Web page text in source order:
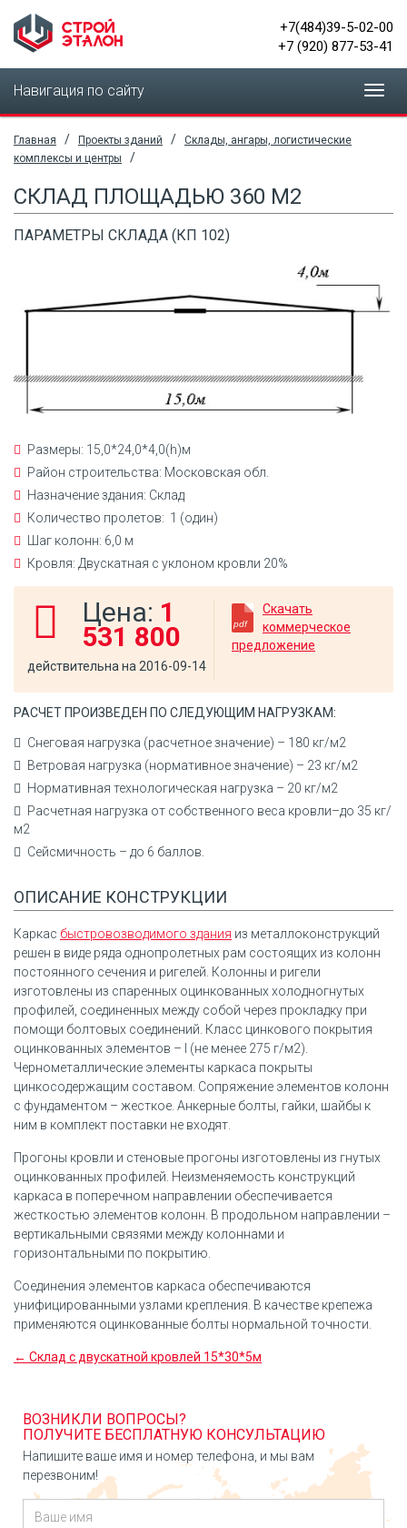
+7(484)39-5-02-00
+7 (920) 877-53-41
Навигация по сайту
Главная / Проекты зданий / Склады, ангары, логистические
комплексы и центры
/
СКЛАД ПЛОЩАДЬЮ 360 М2
ПАРАМЕТРЫ СКЛАДА (КП 102)
Размеры: 15,0*24,0*4,0(h)м
Район строительства: Московская обл.
Назначение здания: Склад
Количество пролетов: 1 (один)
Шаг колонн: 6,0 м
Кровля: Двускатная с уклоном кровли 20%
Цена: 1
531 800
действительна на 2016-09-14
Скачать
коммерческое
предложение
РАСЧЕТ ПРОИЗВЕДЕН ПО СЛЕДУЮЩИМ НАГРУЗКАМ:
Снеговая нагрузка (расчетное значение) – 180 кг/м2
Ветровая нагрузка (нормативное значение) – 23 кг/м2
Нормативная технологическая нагрузка – 20 кг/м2
Расчетная нагрузка от собственного веса кровли–до 35 кг/
м2
Сейсмичность – до 6 баллов.
ОПИСАНИЕ КОНСТРУКЦИИ
Каркас быстровозводимого здания из металлоконструкций
решен в виде ряда однопролетных рам состоящих из колонн
постоянного сечения и ригелей. Колонны и ригели
изготовлены из спаренных оцинкованных холодногнутых
профилей, соединенных между собой через прокладку при
помощи болтовых соединений. Класс цинкового покрытия
оцинкованных элементов – I (не менее 275 г/м2).
Чернометаллические элементы каркаса покрыты
цинкосодержащим составом. Сопряжение элементов колонн
с фундаментом – жесткое. Анкерные болты, гайки, шайбы к
ним в комплект поставки не входят.
Прогоны кровли и стеновые прогоны изготовлены из гнутых
оцинкованных профилей. Неизменяемость конструкций
каркаса в поперечном направлении обеспечивается
жесткостью элементов колонн. В продольном направлении –
вертикальными связями между колоннами и
горизонтальными по покрытию.
Соединения элементов каркаса обеспечиваются
унифицированными узлами крепления. В качестве крепежа
применяются оцинкованные болты нормальной точности.
← Склад с двускатной кровлей 15*30*5м
ВОЗНИКЛИ ВОПРОСЫ?
ПОЛУЧИТЕ БЕСПЛАТНУЮ КОНСУЛЬТАЦИЮ
Напишите ваше имя и номер телефона, и мы вам
перезвоним!